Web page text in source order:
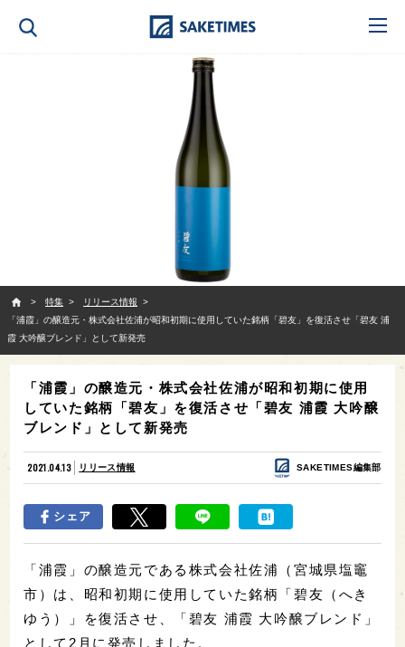
特集
リリース情報
「浦霞」の醸造元・株式会社佐浦が昭和初期に使用していた銘柄「碧友」を復活させ「碧友 浦
霞 大吟醸ブレンド」として新発売
「浦霞」の醸造元・株式会社佐浦が昭和初期に使用
していた銘柄「碧友」を復活させ「碧友 浦霞 大吟醸
ブレンド」として新発売
2021.04.13 リリース情報 SAKETIMES編集部
シェア
「浦霞」の醸造元である株式会社佐浦（宮城県塩竈
市）は、昭和初期に使用していた銘柄「碧友（へき
ゆう）」を復活させ、「碧友 浦霞 大吟醸ブレンド」
として2月に発売しました。